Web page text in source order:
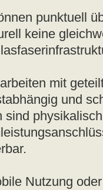
punktuell
keine
mit
und
sind
Nutzung